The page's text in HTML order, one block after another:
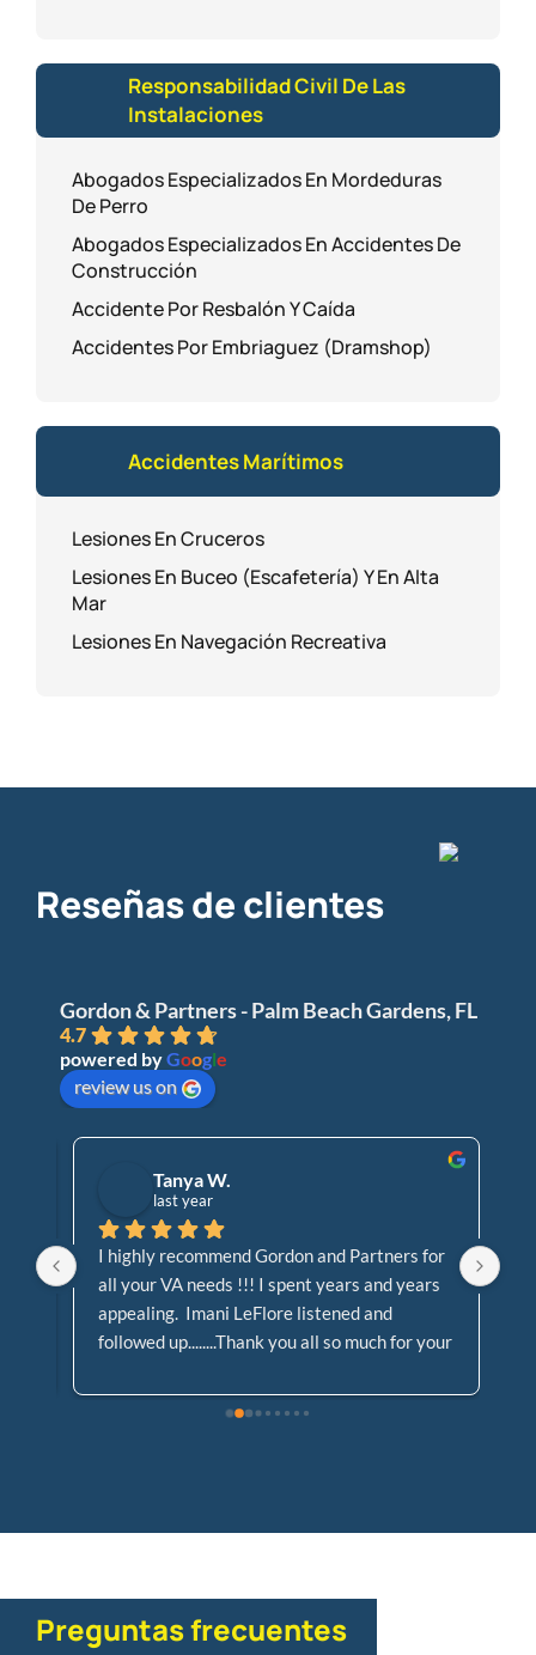
Responsabilidad Civil De Las
Instalaciones
Abogados Especializados En Mordeduras
De Perro
Abogados Especializados En Accidentes De
Construcción
Accidente Por Resbalón Y Caída
Accidentes Por Embriaguez (Dramshop)
Accidentes Marítimos
Lesiones En Cruceros
Lesiones En Buceo (Escafetería) Y En Alta
Mar
Lesiones En Navegación Recreativa
Reseñas de clientes
Gordon & Partners - Palm Beach Gardens, FL
4.7
powered byGoogle
review us on
Tanya W.
last year
I highly recommend Gordon and Partners for
all your VA needs !!! I spent years and years
appealing.  Imani LeFlore listened and
followed up........Thank you all so much for your
to fall to the waste side!!!!
Preguntas frecuentes